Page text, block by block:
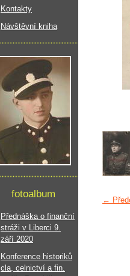
←
Kontakty
Návštěvní kniha
fotoalbum
Přednáška o finanční
stráži v Liberci 9.
září 2020
Konference historiků
cla, celnictví a fin.